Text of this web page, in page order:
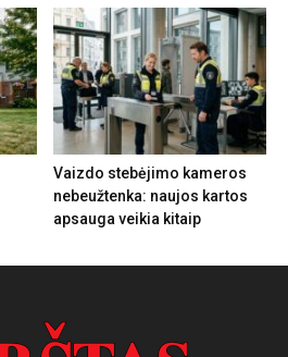
Vaizdo stebėjimo kameros
nebeužtenka: naujos kartos
apsauga veikia kitaip